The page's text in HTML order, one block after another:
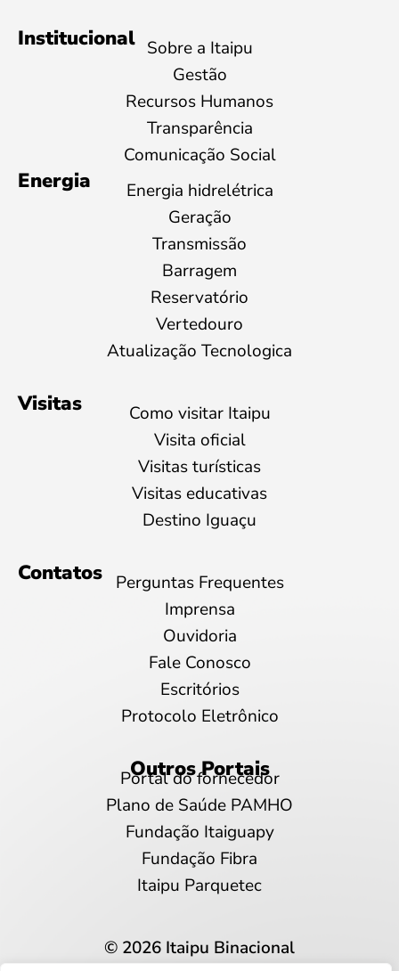
Institucional Sobre a Itaipu
Gestão
Recursos Humanos
Transparência
Comunicação Social
Energia
Energia hidrelétrica
Geração
Transmissão
Barragem
Reservatório
Vertedouro
Atualização Tecnologica
Visitas
Como visitar Itaipu
Visita oficial
Visitas turísticas
Visitas educativas
Destino Iguaçu
Contatos
Perguntas Frequentes
Imprensa
Ouvidoria
Fale Conosco
Escritórios
Protocolo Eletrônico
Outros Portais
Portal do fornecedor
Plano de Saúde PAMHO
Fundação Itaiguapy
Fundação Fibra
Itaipu Parquetec
© 2026 Itaipu Binacional